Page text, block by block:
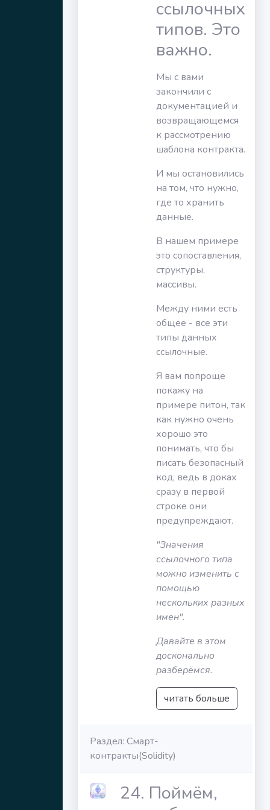
ссылочных
типов. Это
важно.
Мы с вами
закончили с
документацией и
возвращающемся
к рассмотрению
шаблона контракта.
И мы остановились
на том, что нужно,
где то хранить
данные.
В нашем примере
это сопоставления,
структуры,
массивы.
Между ними есть
общее - все эти
типы данных
ссылочные.
Я вам попроще
покажу на
примере питон, так
как нужно очень
хорошо это
понимать, что бы
писать безопасный
код, ведь в доках
сразу в первой
строке они
предупреждают.
"Значения
ссылочного типа
можно изменить с
помощью
нескольких разных
имен".
Давайте в этом
досконально
разберёмся.
читать больше
Раздел: Смарт-
контракты(Solidity)
24. Поймём,